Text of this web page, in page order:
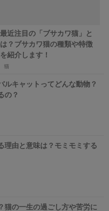
最近注目の「ブサカワ猫」と
は？ブサカワ猫の種類や特徴
を紹介します！
猫
ルキャットってどんな動物？
の？
理由と意味は？モミモミする
猫の一生の過ごし方や苦労に